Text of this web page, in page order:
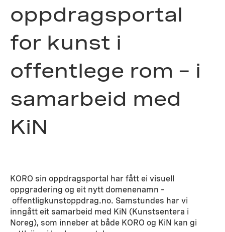
oppdragsportal
for kunst i
offentlege rom – i
samarbeid med
KiN
KORO sin oppdragsportal har fått ei visuell
oppgradering og eit nytt domenenamn –
offentligkunstoppdrag.no. Samstundes har vi
inngått eit samarbeid med KiN (Kunstsentera i
Noreg), som inneber at både KORO og KiN kan gi